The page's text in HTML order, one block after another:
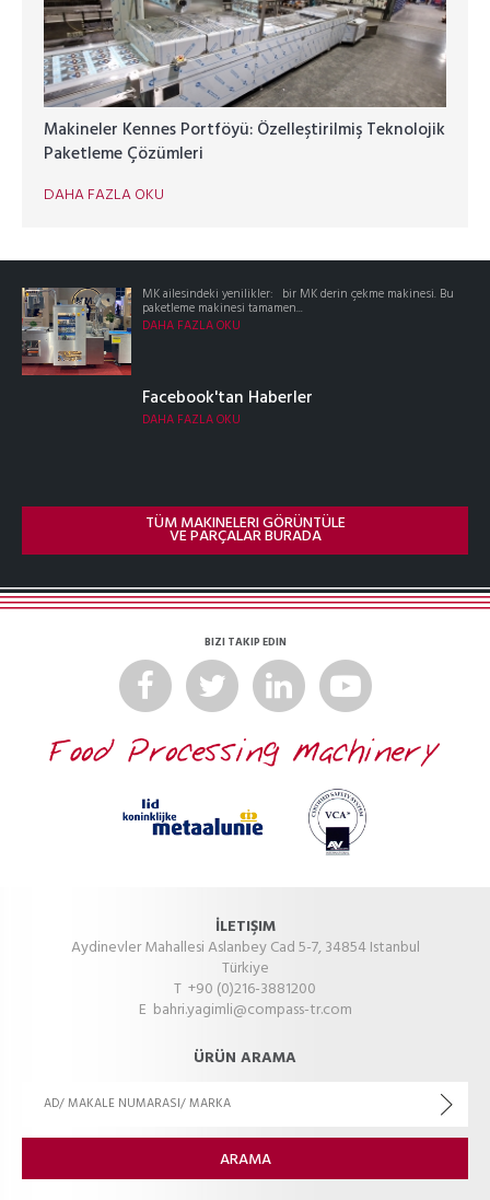
Makineler Kennes Portföyü: Özelleştirilmiş Teknolojik
Paketleme Çözümleri
DAHA FAZLA OKU
MK ailesindeki yenilikler: bir MK derin çekme makinesi. Bu
paketleme makinesi tamamen...
DAHA FAZLA OKU
Facebook'tan Haberler
DAHA FAZLA OKU
TÜM MAKINELERI GÖRÜNTÜLE
VE PARÇALAR BURADA
BIZI TAKIP EDIN
İLETIŞIM
Aydinevler Mahallesi Aslanbey Cad 5-7, 34854 Istanbul
Türkiye
T +90 (0)216-3881200
E bahri.yagimli@compass-tr.com
ÜRÜN ARAMA